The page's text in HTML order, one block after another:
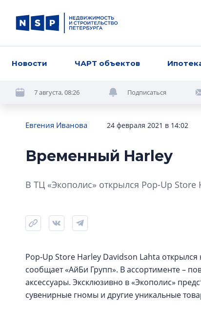
Новости ЧАРТ объектов
7 августа, 08:26 Подписаться
Евгения Иванова 24 февраля 2021 в 14:02
Временный Harley
В ТЦ «Экополис» открылся Pop-Up Store
Pop-Up Store Harley Davidson Lahta
сообщает «АйБи Групп». В ассортименте –
аксессуары. Эксклюзивно в «Экополис»
сувенирные гномы и другие уникальные